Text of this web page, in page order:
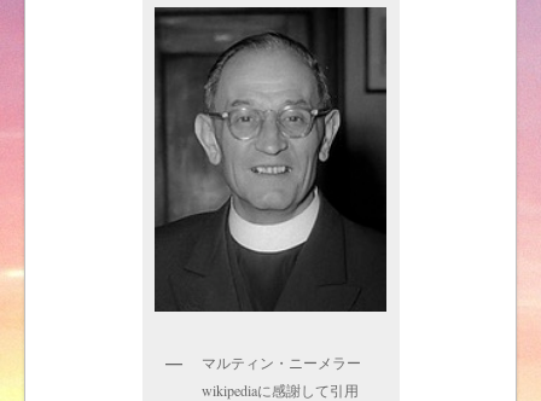
マルティン・ニーメラー
wikipediaに感謝して引用